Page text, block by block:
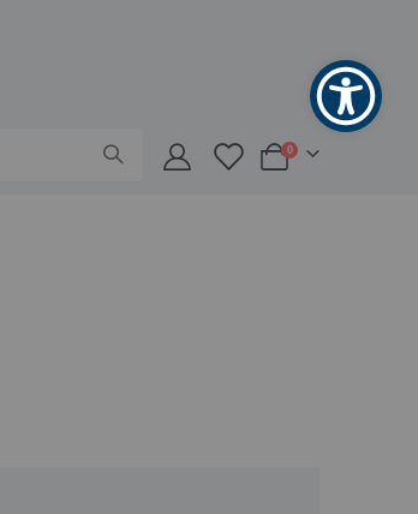
Warenkorb
0Artikel